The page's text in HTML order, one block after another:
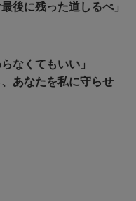
後に残った道しるべ」
なくてもいい」
あなたを私に守らせ